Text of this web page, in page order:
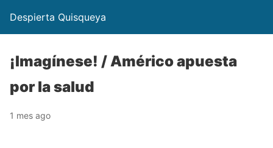
Despierta Quisqueya
¡Imagínese! / Américo apuesta
por la salud
1 mes ago